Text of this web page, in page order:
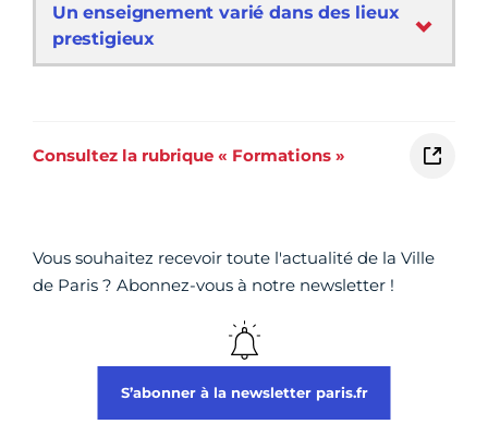
Un enseignement varié dans des lieux
prestigieux
Consultez la rubrique « Formations »
Vous souhaitez recevoir toute l'actualité de la Ville
de Paris ? Abonnez-vous à notre newsletter !
S’abonner à la newsletter paris.fr